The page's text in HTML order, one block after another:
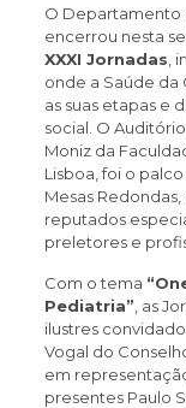
O Departamento
encerrou nesta
XXXI Jornadas ,
onde a Saúde
as suas etapas e
social. O
Moniz da
Lisboa, foi o
Mesas
reputados
preletores e
Com o tema
Pediatria” , as
ilustres
Vogal do
em
presentes Paulo